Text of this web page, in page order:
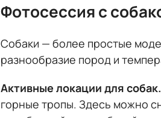
Фотосессия с
Собаки — более простые
разнообразие пород и
Активные локации для
горные тропы. Здесь можно